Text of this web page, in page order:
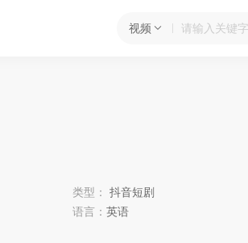
视频
类型：
抖音短剧
语言： 英语